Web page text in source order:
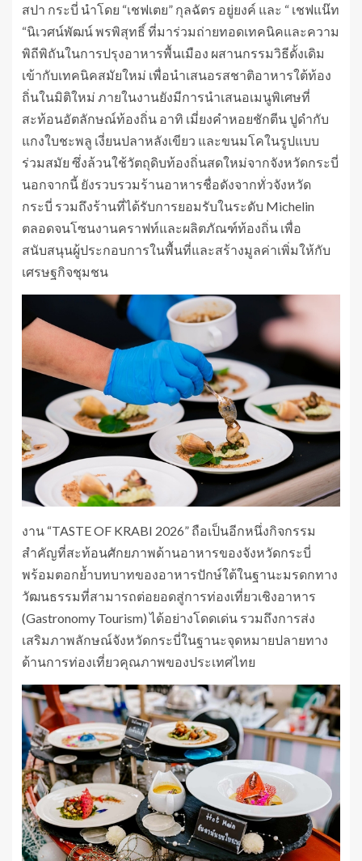
สปา กระบี่ นำโดย “เชฟเตย” กุลฉัตร อยู่ยงค์ และ “ เชฟแน๊ท
“นิเวศน์พัฒน์ พรพิสุทธิ์ ที่มาร่วมถ่ายทอดเทคนิคและความ
พิถีพิถันในการปรุงอาหารพื้นเมือง ผสานกรรมวิธีดั้งเดิม
เข้ากับเทคนิคสมัยใหม่ เพื่อนำเสนอรสชาติอาหารใต้ท้อง
ถิ่นในมิติใหม่ ภายในงานยังมีการนำเสนอเมนูพิเศษที่
สะท้อนอัตลักษณ์ท้องถิ่น อาทิ เมี่ยงคำหอยชักตีน ปูดำกับ
แกงใบชะพลู เงี่ยนปลาหลังเขียว และขนมโคในรูปแบบ
ร่วมสมัย ซึ่งล้วนใช้วัตถุดิบท้องถิ่นสดใหม่จากจังหวัดกระบี่
นอกจากนี้ ยังรวบรวมร้านอาหารชื่อดังจากทั่วจังหวัด
กระบี่ รวมถึงร้านที่ได้รับการยอมรับในระดับ Michelin
ตลอดจนโซนงานคราฟท์และผลิตภัณฑ์ท้องถิ่น เพื่อ
สนับสนุนผู้ประกอบการในพื้นที่และสร้างมูลค่าเพิ่มให้กับ
เศรษฐกิจชุมชน
งาน “TASTE OF KRABI 2026” ถือเป็นอีกหนึ่งกิจกรรม
สำคัญที่สะท้อนศักยภาพด้านอาหารของจังหวัดกระบี่
พร้อมตอกย้ำบทบาทของอาหารปักษ์ใต้ในฐานะมรดกทาง
วัฒนธรรมที่สามารถต่อยอดสู่การท่องเที่ยวเชิงอาหาร
(Gastronomy Tourism) ได้อย่างโดดเด่น รวมถึงการส่ง
เสริมภาพลักษณ์จังหวัดกระบี่ในฐานะจุดหมายปลายทาง
ด้านการท่องเที่ยวคุณภาพของประเทศไทย